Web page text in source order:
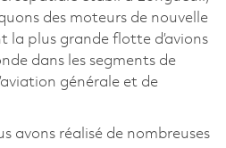
des moteurs de nouvelle
la plus grande flotte d’avions
dans les segments de
générale et de
avons réalisé de nombreuses